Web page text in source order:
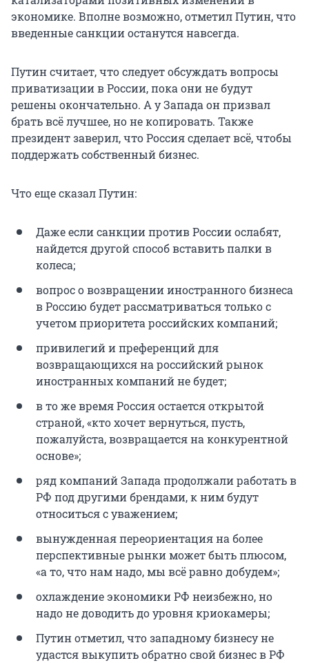
экономике. Вполне возможно, отметил Путин, что
введенные санкции останутся навсегда.
Путин считает, что следует обсуждать вопросы
приватизации в России, пока они не будут
решены окончательно. А у Запада он призвал
брать всё лучшее, но не копировать. Также
президент заверил, что Россия сделает всё, чтобы
поддержать собственный бизнес.
Что еще сказал Путин:
Даже если санкции против России ослабят,
найдется другой способ вставить палки в
колеса;
вопрос о возвращении иностранного бизнеса
в Россию будет рассматриваться только с
учетом приоритета российских компаний;
привилегий и преференций для
возвращающихся на российский рынок
иностранных компаний не будет;
в то же время Россия остается открытой
страной, «кто хочет вернуться, пусть,
пожалуйста, возвращается на конкурентной
основе»;
ряд компаний Запада продолжали работать в
РФ под другими брендами, к ним будут
относиться с уважением;
вынужденная переориентация на более
перспективные рынки может быть плюсом,
«а то, что нам надо, мы всё равно добудем»;
охлаждение экономики РФ неизбежно, но
надо не доводить до уровня криокамеры;
Путин отметил, что западному бизнесу не
удастся выкупить обратно свой бизнес в РФ